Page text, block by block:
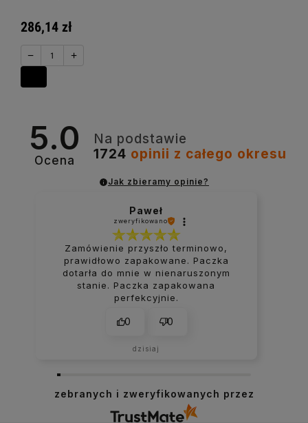
286,14 zł
− +
5.0
Ocena
Na podstawie
1724 opinii z całego okresu
Jak zbieramy opinie?
Paweł
zweryfikowano
Zamówienie przyszło terminowo,
prawidłowo zapakowane. Paczka
dotarła do mnie w nienaruszonym
stanie. Paczka zapakowana
perfekcyjnie.
0 0
dzisiaj
zebranych i zweryfikowanych przez